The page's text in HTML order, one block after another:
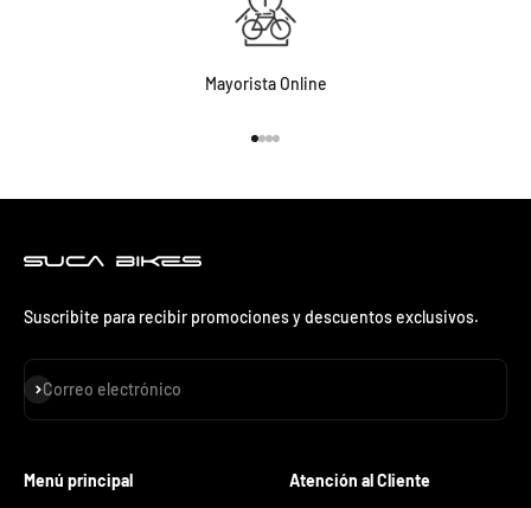
Mayorista Online
Suscribite para recibir promociones y descuentos exclusivos.
Correo electrónico
Suscribirse
Menú principal Atención al Cliente